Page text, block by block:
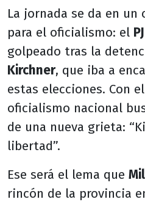
La jornada se da en
para el oficialismo: el PJ
golpeado tras la
Kirchner, que iba a
estas elecciones. Con
oficialismo nacional
de una nueva grieta:
libertad”.
Ese será el lema que
rincón de la provincia